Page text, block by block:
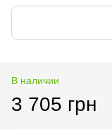
В наличии
3 705 грн